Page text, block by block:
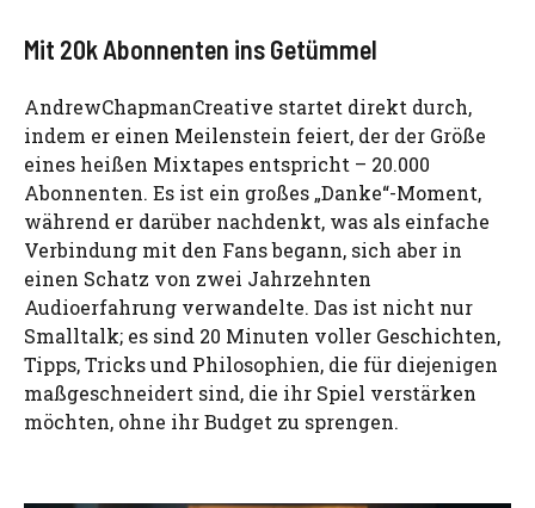
Mit 20k Abonnenten ins Getümmel
AndrewChapmanCreative startet direkt durch,
indem er einen Meilenstein feiert, der der Größe
eines heißen Mixtapes entspricht – 20.000
Abonnenten. Es ist ein großes „Danke“-Moment,
während er darüber nachdenkt, was als einfache
Verbindung mit den Fans begann, sich aber in
einen Schatz von zwei Jahrzehnten
Audioerfahrung verwandelte. Das ist nicht nur
Smalltalk; es sind 20 Minuten voller Geschichten,
Tipps, Tricks und Philosophien, die für diejenigen
maßgeschneidert sind, die ihr Spiel verstärken
möchten, ohne ihr Budget zu sprengen.